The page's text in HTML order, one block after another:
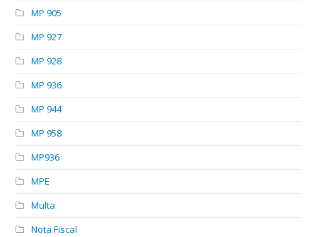
MP 905
MP 927
MP 928
MP 936
MP 944
MP 958
MP936
MPE
Multa
Nota Fiscal